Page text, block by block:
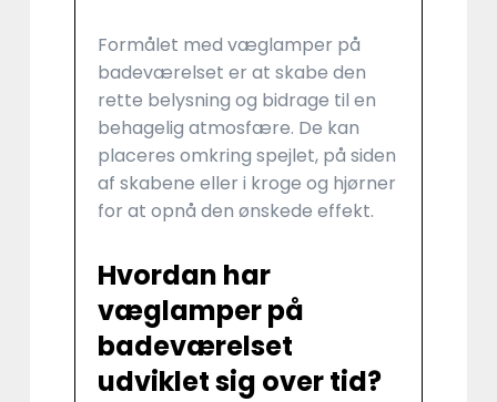
Formålet med væglamper på
badeværelset er at skabe den
rette belysning og bidrage til en
behagelig atmosfære. De kan
placeres omkring spejlet, på siden
af skabene eller i kroge og hjørner
for at opnå den ønskede effekt.
Hvordan har
væglamper på
badeværelset
udviklet sig over tid?